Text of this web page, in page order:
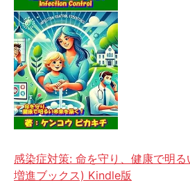
感染症対策: 命を守り、健康で明
増進ブックス) Kindle版